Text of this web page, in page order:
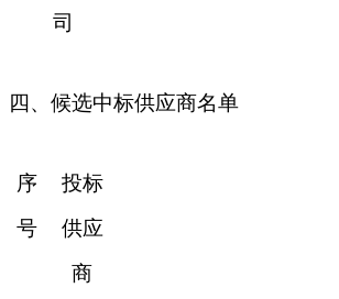
司
四、候选中标供应商名单
序
号
投标
供应
商